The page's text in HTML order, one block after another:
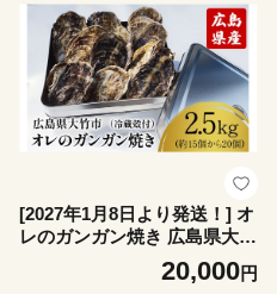
[2027年1月8日より発送！] オ
レのガンガン焼き 広島県大竹
市産 冷蔵殻付牡蠣 2.5kg (約1
5個から20個)｜かき 貝 シー
20,000円